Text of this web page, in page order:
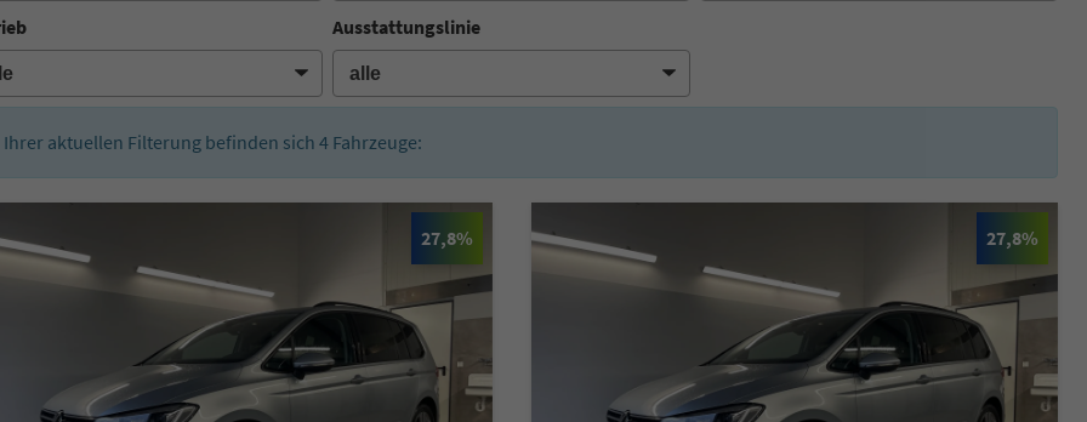
Ausstattungslinie
Ihrer aktuellen Filterung befinden sich4 Fahrzeuge:
27,8% 27,8%